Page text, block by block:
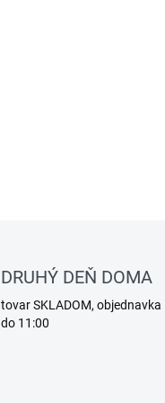
DRUHÝ DEŇ DOMA
tovar SKLADOM, objednavka
do 11:00